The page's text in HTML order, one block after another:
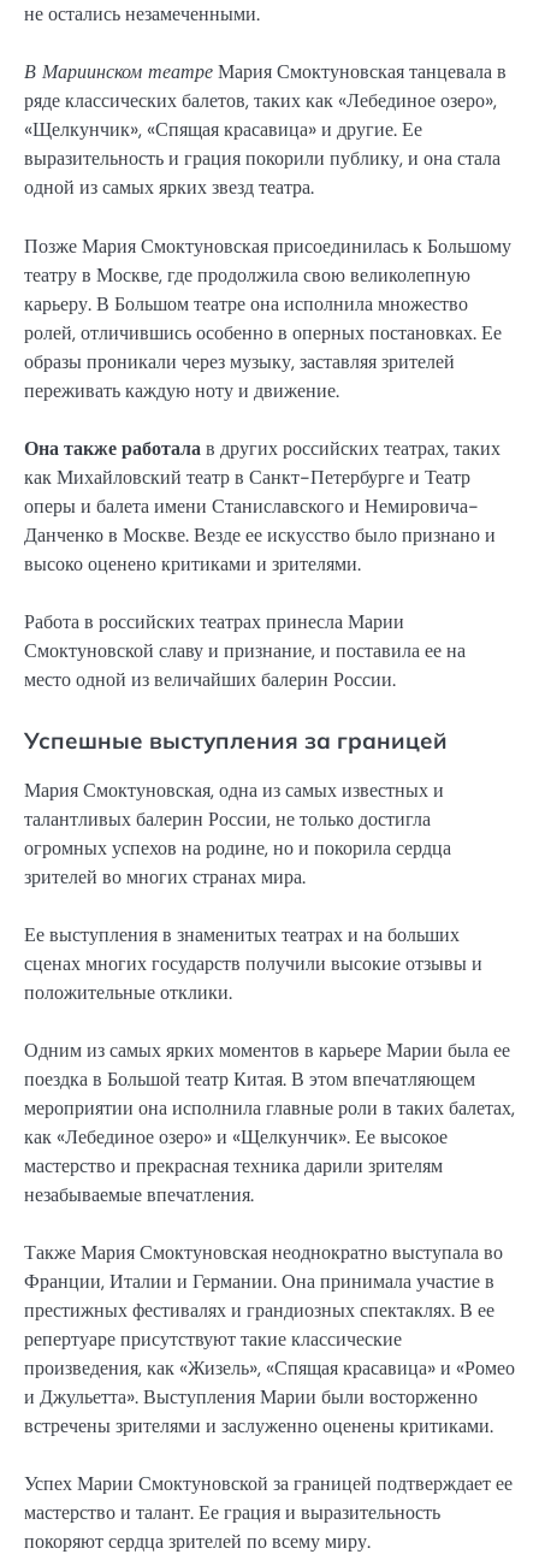
не остались незамеченными.
В Мариинском театреМария Смоктуновская танцевала в
ряде классических балетов, таких как «Лебединое озеро»,
«Щелкунчик», «Спящая красавица» и другие. Ее
выразительность и грация покорили публику, и она стала
одной из самых ярких звезд театра.
Позже Мария Смоктуновская присоединилась к Большому
театру в Москве, где продолжила свою великолепную
карьеру. В Большом театре она исполнила множество
ролей, отличившись особенно в оперных постановках. Ее
образы проникали через музыку, заставляя зрителей
переживать каждую ноту и движение.
Она также работалав других российских театрах, таких
как Михайловский театр в Санкт-Петербурге и Театр
оперы и балета имени Станиславского и Немировича-
Данченко в Москве. Везде ее искусство было признано и
высоко оценено критиками и зрителями.
Работа в российских театрах принесла Марии
Смоктуновской славу и признание, и поставила ее на
место одной из величайших балерин России.
Успешные выступления за границей
Мария Смоктуновская, одна из самых известных и
талантливых балерин России, не только достигла
огромных успехов на родине, но и покорила сердца
зрителей во многих странах мира.
Ее выступления в знаменитых театрах и на больших
сценах многих государств получили высокие отзывы и
положительные отклики.
Одним из самых ярких моментов в карьере Марии была ее
поездка в Большой театр Китая. В этом впечатляющем
мероприятии она исполнила главные роли в таких балетах,
как «Лебединое озеро» и «Щелкунчик». Ее высокое
мастерство и прекрасная техника дарили зрителям
незабываемые впечатления.
Также Мария Смоктуновская неоднократно выступала во
Франции, Италии и Германии. Она принимала участие в
престижных фестивалях и грандиозных спектаклях. В ее
репертуаре присутствуют такие классические
произведения, как «Жизель», «Спящая красавица» и «Ромео
и Джульетта». Выступления Марии были восторженно
встречены зрителями и заслуженно оценены критиками.
Успех Марии Смоктуновской за границей подтверждает ее
мастерство и талант. Ее грация и выразительность
покоряют сердца зрителей по всему миру.